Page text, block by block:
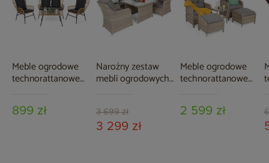
Meble ogrodowe
technorattanowe
Grey
899 zł
Narożny zestaw
mebli ogrodowych
3 699 zł
3 299 zł
Meble ogrodowe
technorattanowe
Melange
2 599 zł